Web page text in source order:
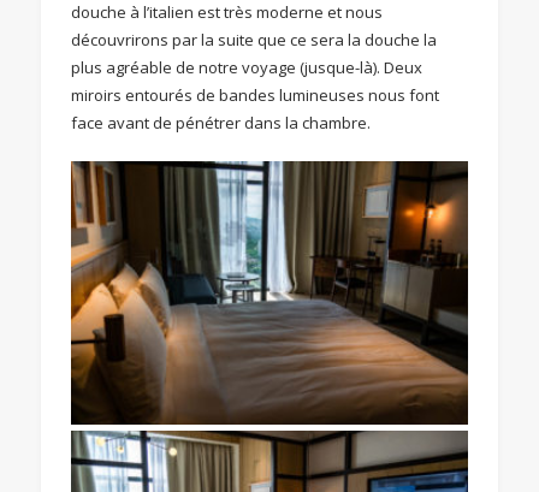
douche à l’italien est très moderne et nous
découvrirons par la suite que ce sera la douche la
plus agréable de notre voyage (jusque-là). Deux
miroirs entourés de bandes lumineuses nous font
face avant de pénétrer dans la chambre.